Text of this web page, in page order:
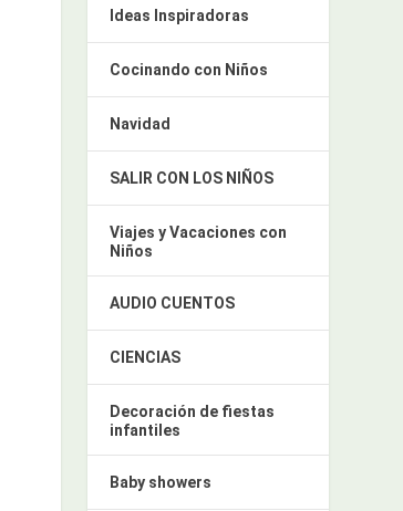
Ideas Inspiradoras
Cocinando con Niños
Navidad
SALIR CON LOS NIÑOS
Viajes y Vacaciones con
Niños
AUDIO CUENTOS
CIENCIAS
Decoración de fiestas
infantiles
Baby showers